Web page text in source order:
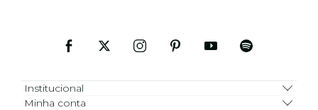
Institucional
Minha conta